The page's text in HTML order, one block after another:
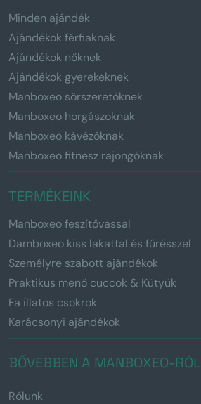
Minden ajándék
Ajándékok férfiaknak
Ajándékok nőknek
Ajándékok gyerekeknek
Manboxeo sörszeretőknek
Manboxeo horgászoknak
Manboxeo kávézóknak
Manboxeo fitnesz rajongóknak
TERMÉKEINK
Manboxeo feszítővassal
Damboxeo kiss lakattal és fűrésszel
Személyre szabott ajándékok
Praktikus menő cuccok & Kütyük
Fa illatos csokrok
Karácsonyi ajándékok
BŐVEBBEN A MANBOXEO-RÓL
Rólunk